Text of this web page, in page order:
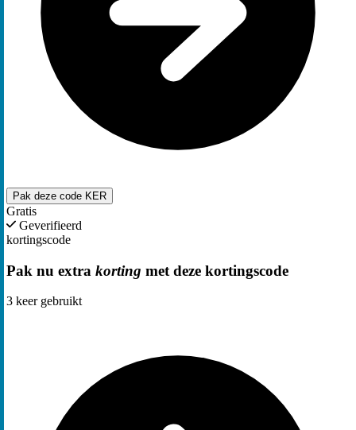
Pak deze code KER
Gratis
Geverifieerd
kortingscode
Pak nu extra korting met deze kortingscode
3 keer gebruikt